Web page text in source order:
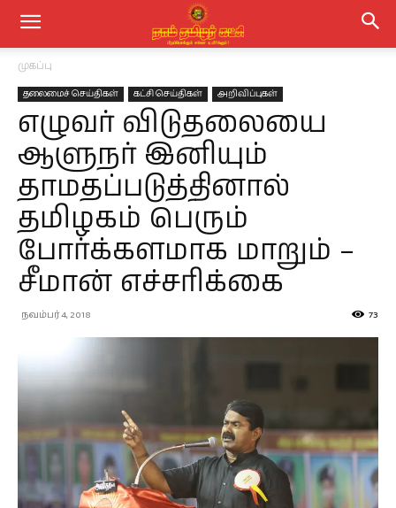
முகப்பு
தலைமைச் செய்திகள் கட்சி செய்திகள் அறிவிப்புகள்
எழுவர் விடுதலையை
ஆளுநர் இனியும்
தாமதப்படுத்தினால்
தமிழகம் பெரும்
போர்க்களமாக மாறும் –
சீமான் எச்சரிக்கை
நவம்பர் 4, 2018 73